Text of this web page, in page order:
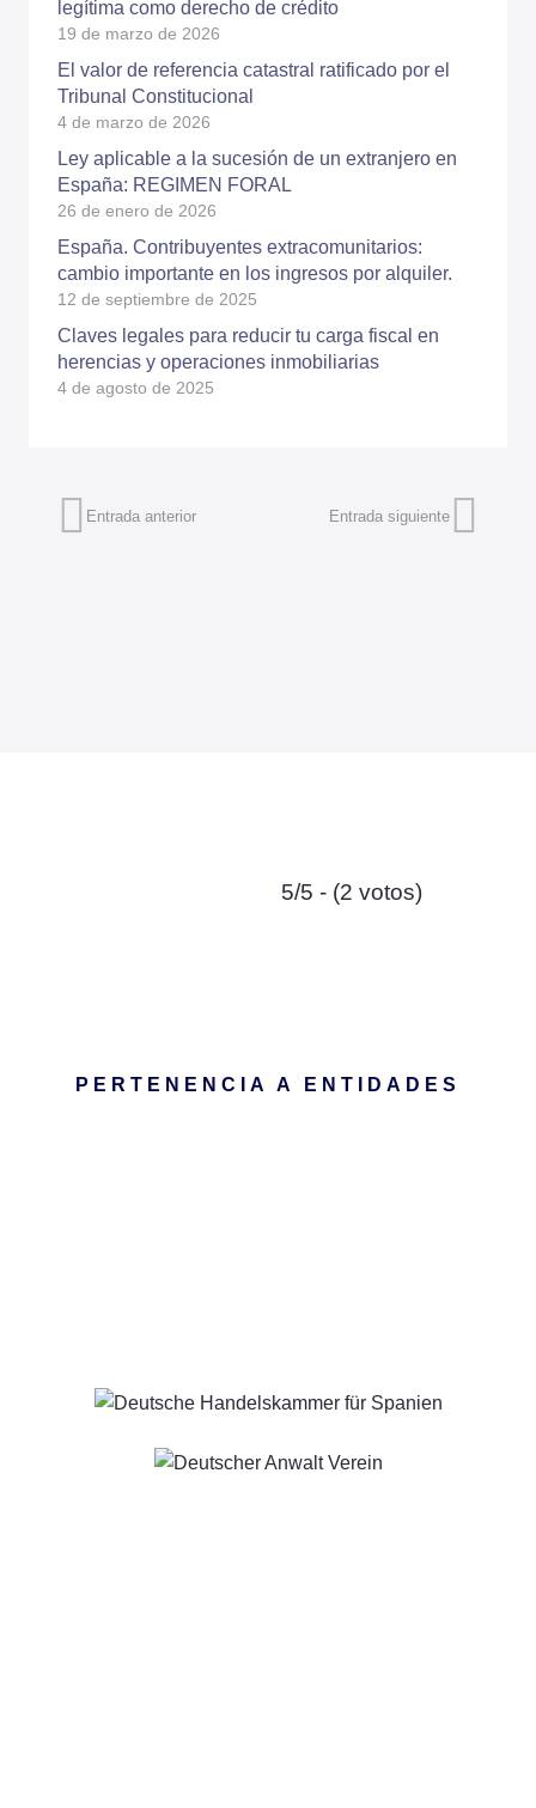
legítima como derecho de crédito
19 de marzo de 2026
El valor de referencia catastral ratificado por el
Tribunal Constitucional
4 de marzo de 2026
Ley aplicable a la sucesión de un extranjero en
España: REGIMEN FORAL
26 de enero de 2026
España. Contribuyentes extracomunitarios:
cambio importante en los ingresos por alquiler.
12 de septiembre de 2025
Claves legales para reducir tu carga fiscal en
herencias y operaciones inmobiliarias
4 de agosto de 2025
Entrada anterior Entrada siguiente
5/5 - (2 votos)
PERTENENCIA A ENTIDADES